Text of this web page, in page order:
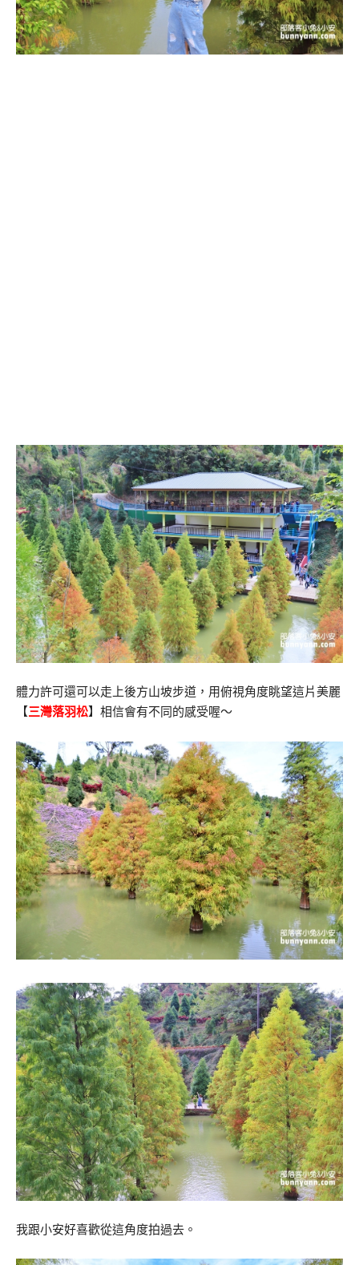
體力許可還可以走上後方山坡步道，用俯視角度眺望這片美麗
【三灣落羽松】相信會有不同的感受喔～
我跟小安好喜歡從這角度拍過去。